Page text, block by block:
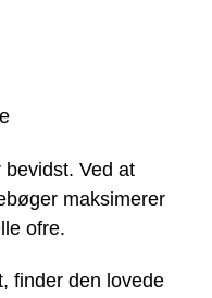
Ved at
maksimerer
ofre.
finder den lovede